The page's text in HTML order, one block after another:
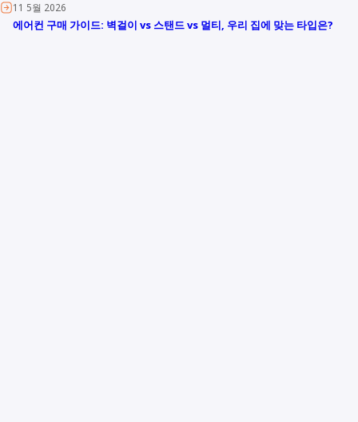
11 5월 2026
에어컨 구매 가이드: 벽걸이 vs 스탠드 vs 멀티, 우리 집에 맞는 타입은?